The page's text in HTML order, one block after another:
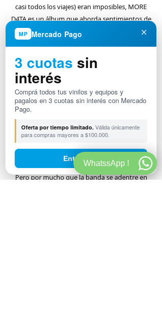
casi todos los viajes) eran imposibles, MORE
D4TA es un álbum que aborda sentimientos de
aislamiento y sobrecarga de información,
especialmente en los últimos dos años. Las
diez canciones de MORE D4TA tienen sus raíces
en la colaboración, pero mucho antes de
grabar ninguna de ellas, Moderat pasó meses
reuniéndose y reconectando musicalmente,
experimentación y desarrollando lentamente
ideas mientras exploraban la composición
modular, las grabaciones de campo y otras
rarezas sonoras.
Pero por mucho que la banda se adentre en
MP Mercado Pago ×
3 cuotas sin
interés
Comprá todos tus vinilos y equipos y
pagalos en 3 cuotas sin interés con Mercado
Pago.
Oferta por tiempo limitado. Válida únicamente
para compras mayores a $100.000.
Entendido
WhatssApp !